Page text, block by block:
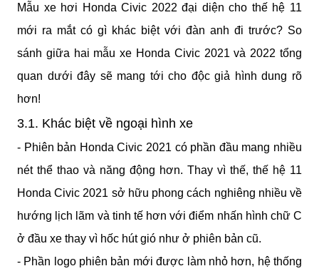
Mẫu xe hơi Honda Civic 2022 đại diện cho thế hệ 11
mới ra mắt có gì khác biệt với đàn anh đi trước? So
sánh giữa hai mẫu xe Honda Civic 2021 và 2022 tổng
quan dưới đây sẽ mang tới cho độc giả hình dung rõ
hơn!
3.1. Khác biệt về ngoại hình xe
- Phiên bản Honda Civic 2021 có phần đầu mang nhiều
nét thể thao và năng động hơn. Thay vì thế, thế hệ 11
Honda Civic 2021 sở hữu phong cách nghiêng nhiều về
hướng lịch lãm và tinh tế hơn với điểm nhấn hình chữ C
ở đầu xe thay vì hốc hút gió như ở phiên bản cũ.
- Phần logo phiên bản mới được làm nhỏ hơn, hệ thống